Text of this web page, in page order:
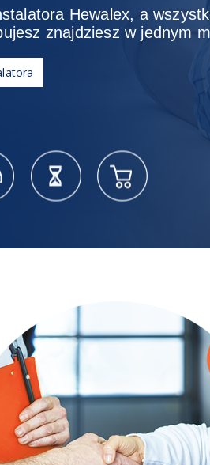
Hewalex, a
znajdziesz w jednym